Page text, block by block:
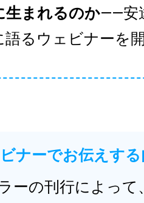
生まれるのか——安
語るウェビナーを
ナーでお伝えす
ーの刊行によって